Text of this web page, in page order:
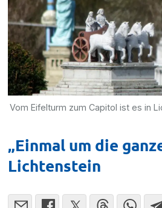
Vom Eifelturm zum Capitol ist es in
„Einmal um die
Lichtenstein